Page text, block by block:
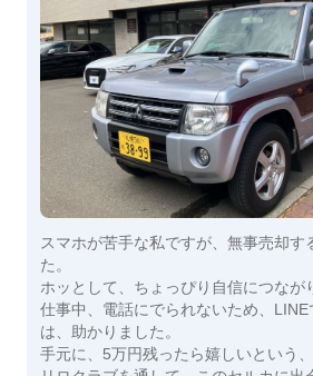
スマホが苦手な私ですが、無事売却す
た。
ホッとして、ちょっぴり自信につなが
仕事中、電話にでられないため、
は、助かりました。
手元に、5万円残ったら嬉しいという